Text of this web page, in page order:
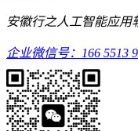
安徽行之人工智能应用
企业微信号：166 5513